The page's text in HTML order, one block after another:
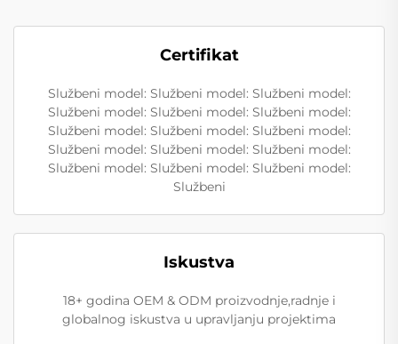
Certifikat
Službeni model: Službeni model: Službeni model:
Službeni model: Službeni model: Službeni model:
Službeni model: Službeni model: Službeni model:
Službeni model: Službeni model: Službeni model:
Službeni model: Službeni model: Službeni model:
Službeni
Iskustva
18+ godina OEM & ODM proizvodnje,radnje i
globalnog iskustva u upravljanju projektima